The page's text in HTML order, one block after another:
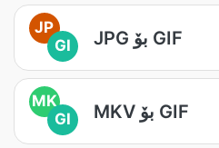
JP
GI
JPG بۆ GIF
MK
GI
MKV بۆ GIF